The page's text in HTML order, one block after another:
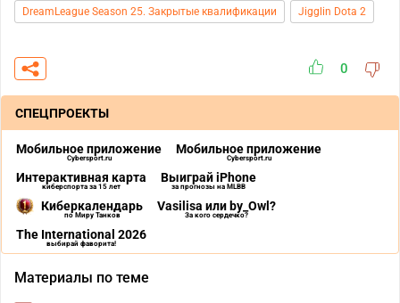
DreamLeague Season 25. Закрытые квалификации Jigglin Dota 2
0
СПЕЦПРОЕКТЫ
Мобильное приложение
Cybersport.ru
Мобильное приложение
Cybersport.ru
Интерактивная карта
киберспорта за 15 лет
Выиграй iPhone
за прогнозы на MLBB
Киберкалендарь
по Миру Танков
Vasilisa или by_Owl?
За кого сердечко?
The International 2026
выбирай фаворита!
Материалы по теме